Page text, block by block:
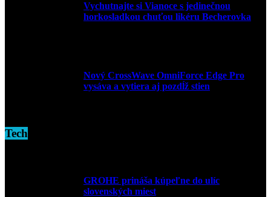
Vychutnajte si Vianoce s jedinečnou
horkosladkou chuťou likéru Becherovka
Nový CrossWave OmniForce Edge Pro
vysáva a vytiera aj pozdĺž stien
Tech
GROHE prináša kúpeľne do ulíc
slovenských miest